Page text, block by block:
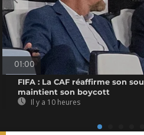
01:00
FIFA : La CAF réaffirme son
maintient son boycott
Il y a 10 heures